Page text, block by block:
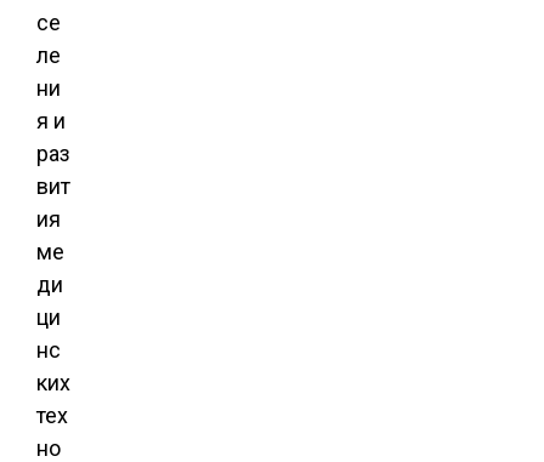
се
ле
ни
я и
раз
вит
ия
ме
ди
ци
нс
ких
тех
но